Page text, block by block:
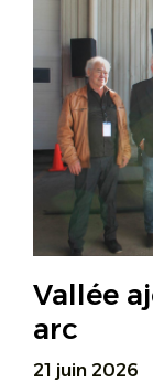
Vallée
arc
21 juin 2026